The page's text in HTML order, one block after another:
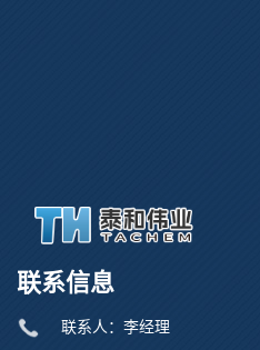
联系信息
联系人：李经理